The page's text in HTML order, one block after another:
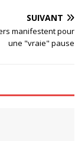
SUIVANT
manifestent pour
une "vraie" pause